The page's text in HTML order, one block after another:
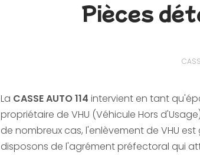
Pièces
La CASSE AUTO 114 intervient en tant
propriétaire de VHU (Véhicule Hors
de nombreux cas, l'enlèvement de VHU
disposons de l'agrément préfectoral qui